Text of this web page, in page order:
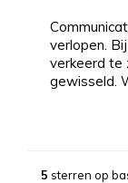
verlopen.
verkeerd te
gewisseld.
13-03-2026
5 sterren op